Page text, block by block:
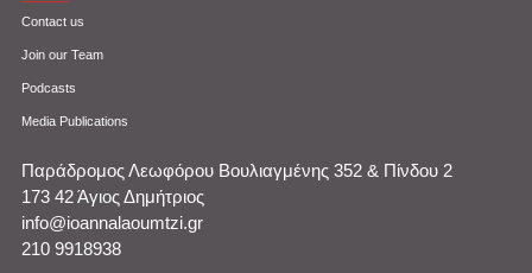
Contact us
Join our Team
Podcasts
Media Publications
Παράδρομος Λεωφόρου Βουλιαγμένης 352 & Πίνδου 2
173 42 Άγιος Δημήτριος
info@ioannalaoumtzi.gr
210 9918938